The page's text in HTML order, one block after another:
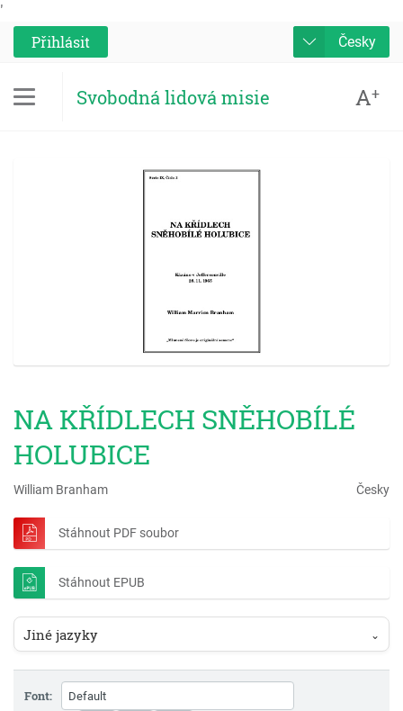
'
Přihlásit
Česky
Svobodná lidová misie A+
NA KŘÍDLECH SNĚHOBÍLÉ
HOLUBICE
William Branham Česky
Stáhnout PDF soubor
Stáhnout EPUB
Jiné jazyky ⌄
Font: